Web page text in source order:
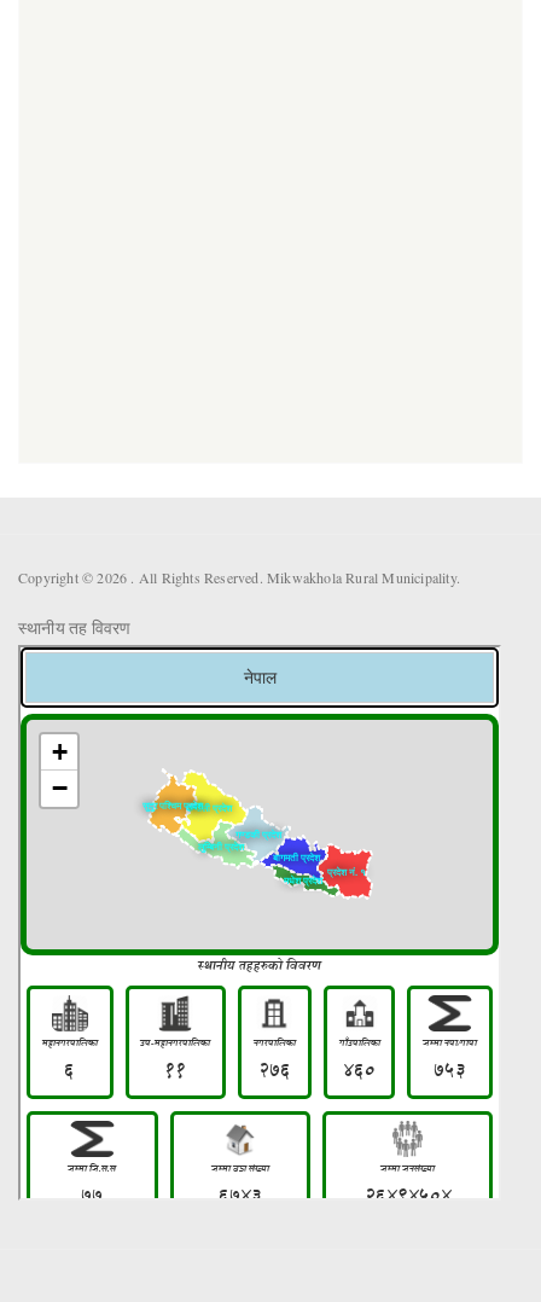
Copyright © 2026 . All Rights Reserved. Mikwakhola Rural Municipality.
स्थानीय तह विवरण